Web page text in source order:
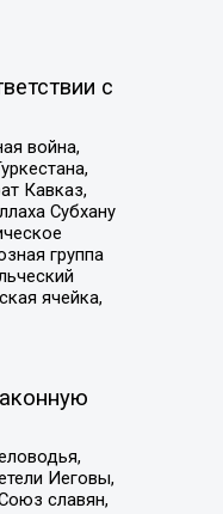
с
война,
Кавказ,
Субхану
группа
ячейка,
Иеговы,
славян,